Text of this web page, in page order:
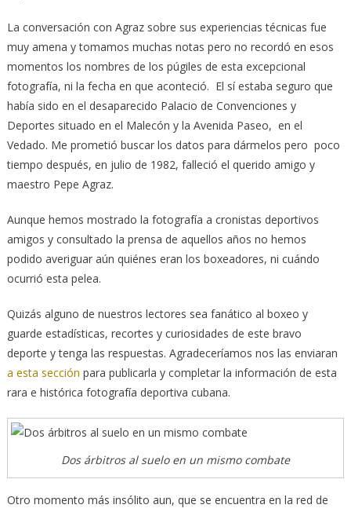
La conversación con Agraz sobre sus experiencias técnicas fue
muy amena y tomamos muchas notas pero no recordó en esos
momentos los nombres de los púgiles de esta excepcional
fotografía, ni la fecha en que aconteció. El sí estaba seguro que
había sido en el desaparecido Palacio de Convenciones y
Deportes situado en el Malecón y la Avenida Paseo, en el
Vedado. Me prometió buscar los datos para dármelos pero poco
tiempo después, en julio de 1982, falleció el querido amigo y
maestro Pepe Agraz.
Aunque hemos mostrado la fotografía a cronistas deportivos
amigos y consultado la prensa de aquellos años no hemos
podido averiguar aún quiénes eran los boxeadores, ni cuándo
ocurrió esta pelea.
Quizás alguno de nuestros lectores sea fanático al boxeo y
guarde estadísticas, recortes y curiosidades de este bravo
deporte y tenga las respuestas. Agradeceríamos nos las enviaran
a esta sección para publicarla y completar la información de esta
rara e histórica fotografía deportiva cubana.
Dos árbitros al suelo en un mismo combate
Otro momento más insólito aun, que se encuentra en la red de